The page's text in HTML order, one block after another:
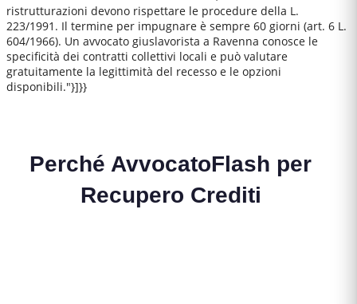
ristrutturazioni devono rispettare le procedure della L.
223/1991. Il termine per impugnare è sempre 60 giorni (art. 6 L.
604/1966). Un avvocato giuslavorista a Ravenna conosce le
specificità dei contratti collettivi locali e può valutare
gratuitamente la legittimità del recesso e le opzioni
disponibili."}]}}
Perché AvvocatoFlash per
Recupero Crediti